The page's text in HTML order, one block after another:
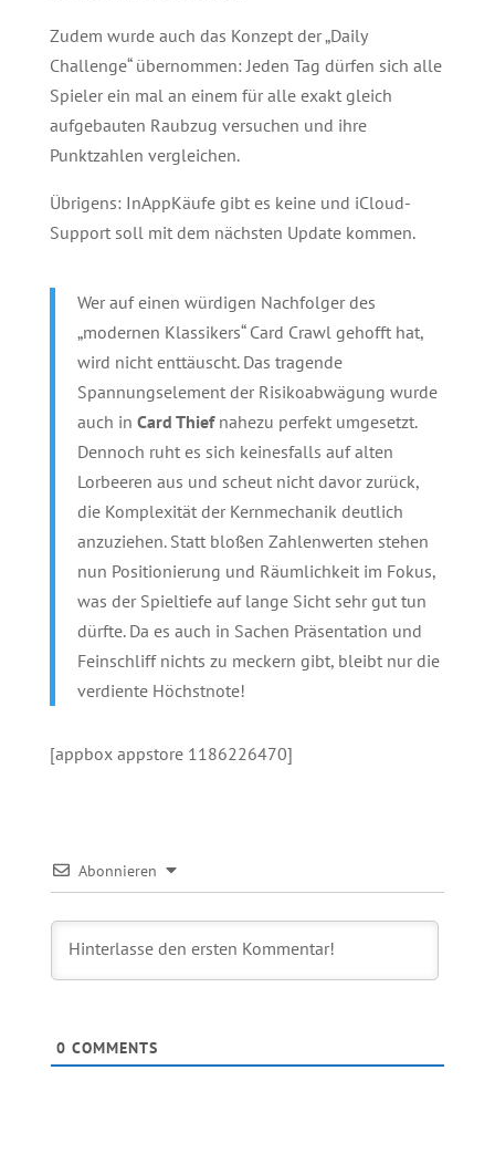
Zudem wurde auch das Konzept der „Daily
Challenge“ übernommen: Jeden Tag dürfen sich alle
Spieler ein mal an einem für alle exakt gleich
aufgebauten Raubzug versuchen und ihre
Punktzahlen vergleichen.
Übrigens: InAppKäufe gibt es keine und iCloud-
Support soll mit dem nächsten Update kommen.
Wer auf einen würdigen Nachfolger des
„modernen Klassikers“ Card Crawl gehofft hat,
wird nicht enttäuscht. Das tragende
Spannungselement der Risikoabwägung wurde
auch in Card Thiefnahezu perfekt umgesetzt.
Dennoch ruht es sich keinesfalls auf alten
Lorbeeren aus und scheut nicht davor zurück,
die Komplexität der Kernmechanik deutlich
anzuziehen. Statt bloßen Zahlenwerten stehen
nun Positionierung und Räumlichkeit im Fokus,
was der Spieltiefe auf lange Sicht sehr gut tun
dürfte. Da es auch in Sachen Präsentation und
Feinschliff nichts zu meckern gibt, bleibt nur die
verdiente Höchstnote!
[appbox appstore 1186226470]
Abonnieren
0 COMMENTS